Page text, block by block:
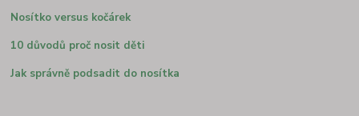
Nosítko versus kočárek
10 důvodů proč nosit děti
Jak správně podsadit do nosítka